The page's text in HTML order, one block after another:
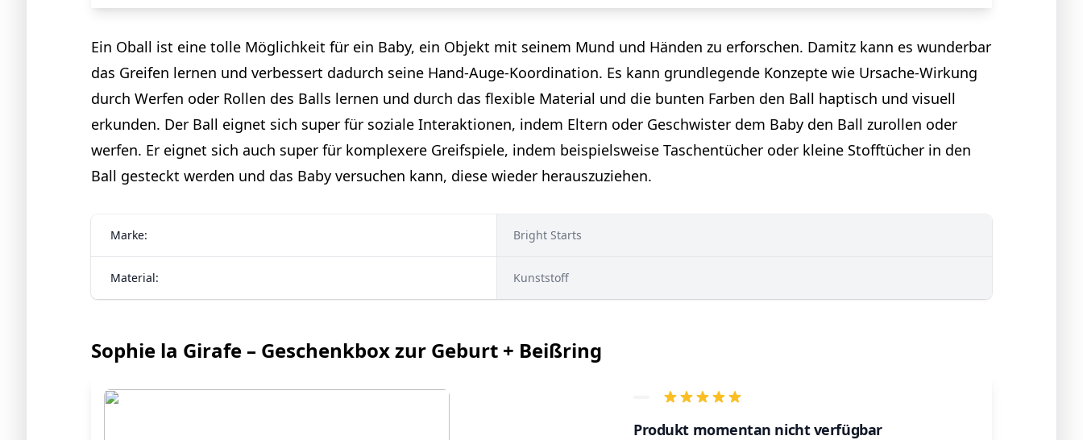
Ein Oball ist eine tolle Möglichkeit für ein Baby, ein Objekt mit seinem Mund und Händen zu erforschen. Damitz kann es wunderbar
das Greifen lernen und verbessert dadurch seine Hand-Auge-Koordination. Es kann grundlegende Konzepte wie Ursache-Wirkung
durch Werfen oder Rollen des Balls lernen und durch das flexible Material und die bunten Farben den Ball haptisch und visuell
erkunden. Der Ball eignet sich super für soziale Interaktionen, indem Eltern oder Geschwister dem Baby den Ball zurollen oder
werfen. Er eignet sich auch super für komplexere Greifspiele, indem beispielsweise Taschentücher oder kleine Stofftücher in den
Ball gesteckt werden und das Baby versuchen kann, diese wieder herauszuziehen.
Marke: ㅤ Bright Starts
Material: ㅤ Kunststoff
Sophie la Girafe – Geschenkbox zur Geburt + Beißring
Produkt momentan nicht verfügbar